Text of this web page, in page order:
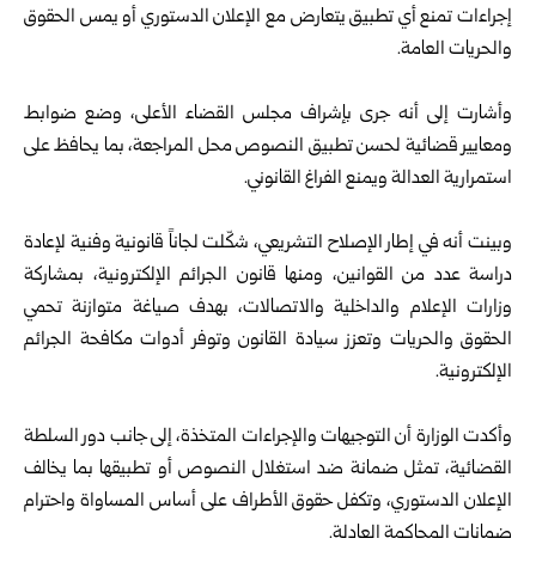
إجراءات تمنع أي تطبيق يتعارض مع الإعلان الدستوري أو يمس الحقوق
والحريات العامة.
وأشارت إلى أنه جرى بإشراف مجلس القضاء الأعلى، وضع ضوابط
ومعايير قضائية لحسن تطبيق النصوص محل المراجعة، بما يحافظ على
استمرارية العدالة ويمنع الفراغ القانوني.
وبينت أنه في إطار الإصلاح التشريعي، شكّلت لجاناً قانونية وفنية لإعادة
دراسة عدد من القوانين، ومنها قانون الجرائم الإلكترونية، بمشاركة
وزارات الإعلام والداخلية والاتصالات، بهدف صياغة متوازنة تحمي
الحقوق والحريات وتعزز سيادة القانون وتوفر أدوات مكافحة الجرائم
الإلكترونية.
وأكدت الوزارة أن التوجيهات والإجراءات المتخذة، إلى جانب دور السلطة
القضائية، تمثل ضمانة ضد استغلال النصوص أو تطبيقها بما يخالف
الإعلان الدستوري، وتكفل حقوق الأطراف على أساس المساواة واحترام
ضمانات المحاكمة العادلة.